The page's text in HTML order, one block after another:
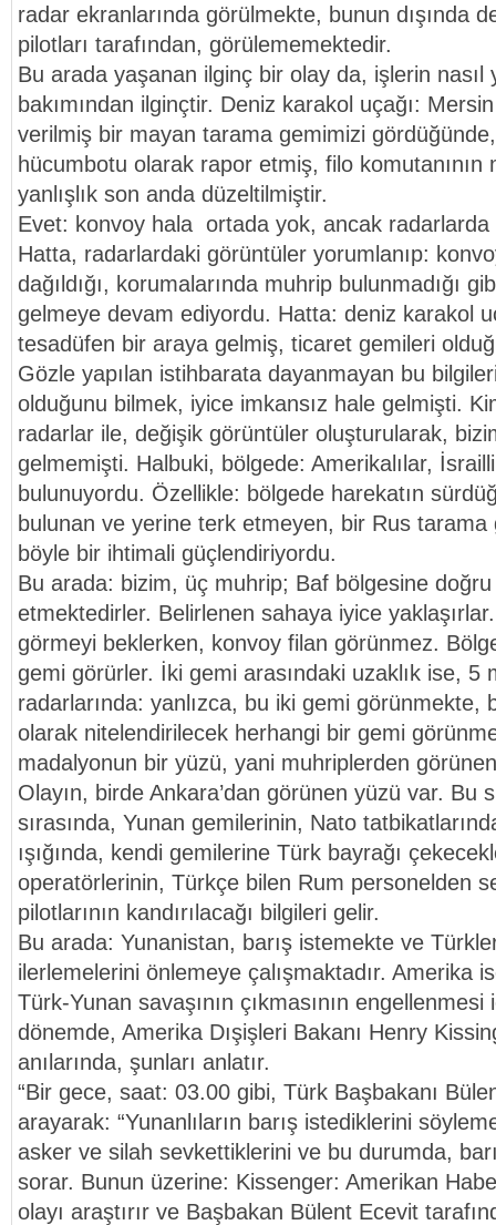
radar ekranlarında görülmekte, bunun dışında
pilotları tarafından, görülememektedir.
Bu arada yaşanan ilginç bir olay da, işlerin nasıl
bakımından ilginçtir. Deniz karakol uçağı:
verilmiş bir mayan tarama gemimizi
hücumbotu olarak rapor etmiş, filo komutanının
yanlışlık son anda düzeltilmiştir.
Evet: konvoy hala ortada yok, ancak radarlarda
Hatta, radarlardaki görüntüler yorumlanıp:
dağıldığı, korumalarında muhrip bulunmadığı
gelmeye devam ediyordu. Hatta: deniz karakol
tesadüfen bir araya gelmiş, ticaret gemileri
Gözle yapılan istihbarata dayanmayan bu
olduğunu bilmek, iyice imkansız hale gelmişti.
radarlar ile, değişik görüntüler oluşturularak,
gelmemişti. Halbuki, bölgede: Amerikalılar,
bulunuyordu. Özellikle: bölgede harekatın
bulunan ve yerine terk etmeyen, bir Rus tarama
böyle bir ihtimali güçlendiriyordu.
Bu arada: bizim, üç muhrip; Baf bölgesine
etmektedirler. Belirlenen sahaya iyice
görmeyi beklerken, konvoy filan görünmez.
gemi görürler. İki gemi arasındaki uzaklık ise, 5
radarlarında: yanlızca, bu iki gemi görünmekte,
olarak nitelendirilecek herhangi bir gemi
madalyonun bir yüzü, yani muhriplerden
Olayın, birde Ankara’dan görünen yüzü var. Bu
sırasında, Yunan gemilerinin, Nato
ışığında, kendi gemilerine Türk bayrağı
operatörlerinin, Türkçe bilen Rum personelden
pilotlarının kandırılacağı bilgileri gelir.
Bu arada: Yunanistan, barış istemekte ve
ilerlemelerini önlemeye çalışmaktadır. Amerika
Türk-Yunan savaşının çıkmasının
dönemde, Amerika Dışişleri Bakanı Henry
anılarında, şunları anlatır.
“Bir gece, saat: 03.00 gibi, Türk Başbakanı
arayarak: “Yunanlıların barış istediklerini
asker ve silah sevkettiklerini ve bu durumda,
sorar. Bunun üzerine: Kissenger: Amerikan
olayı araştırır ve Başbakan Bülent Ecevit